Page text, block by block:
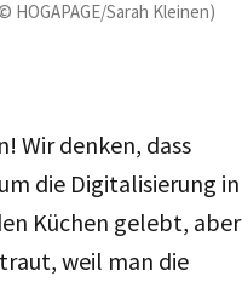
Sarah Kleinen)
Wir denken, dass
die Digitalisierung in
Küchen gelebt, aber
weil man die